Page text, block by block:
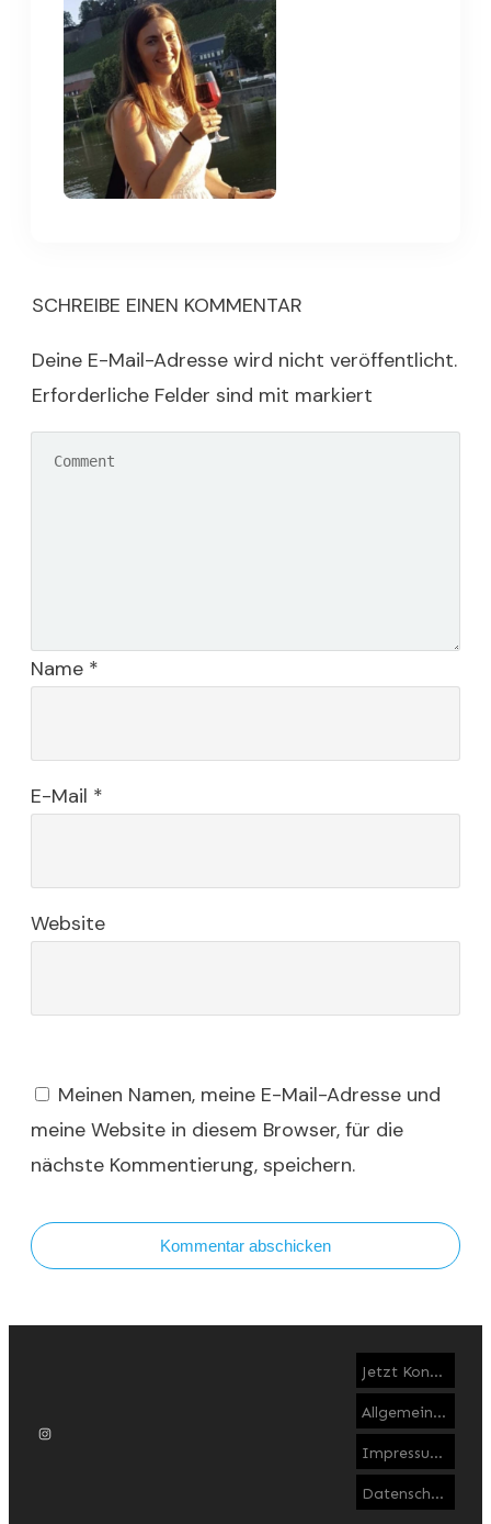
SCHREIBE EINEN KOMMENTAR
Deine E-Mail-Adresse wird nicht veröffentlicht.
Erforderliche Felder sind mit markiert
Name *
E-Mail *
Website
Meinen Namen, meine E-Mail-Adresse und
meine Website in diesem Browser, für die
nächste Kommentierung, speichern.
Kommentar abschicken
Jetzt Kontakt aufnehmen
Allgemeine Geschäftsbedingungen
Impressum & Disclaimer
Datenschutzerklärung